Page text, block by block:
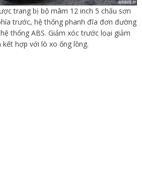
trang bị bộ mâm 12 inch 5 chấu sơn
trước, hệ thống phanh đĩa đơn đường
thống ABS. Giảm xóc trước loại giảm
kết hợp với lò xo ống lồng.